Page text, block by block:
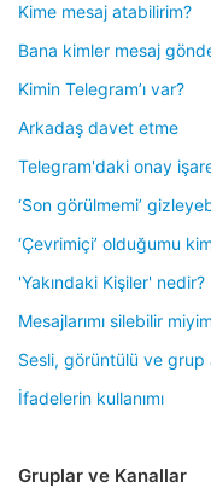
Kime mesaj atabilirim?
Bana kimler mesaj
Kimin Telegram’ı var?
Arkadaş davet etme
Telegram'daki onay
‘Son görülmemi’
‘Çevrimiçi’ olduğumu
'Yakındaki Kişiler' nedir?
Mesajlarımı silebilir
Sesli, görüntülü ve grup
İfadelerin kullanımı
Gruplar ve Kanallar